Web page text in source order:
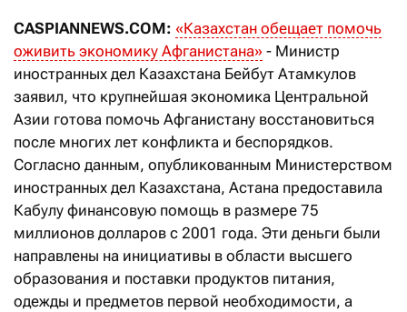
CASPIANNEWS.COM: «Казахстан обещает помочь
оживить экономику Афганистана» - Министр
иностранных дел Казахстана Бейбут Атамкулов
заявил, что крупнейшая экономика Центральной
Азии готова помочь Афганистану восстановиться
после многих лет конфликта и беспорядков.
Согласно данным, опубликованным Министерством
иностранных дел Казахстана, Астана предоставила
Кабулу финансовую помощь в размере 75
миллионов долларов с 2001 года. Эти деньги были
направлены на инициативы в области высшего
образования и поставки продуктов питания,
одежды и предметов первой необходимости, а